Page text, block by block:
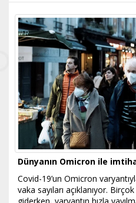
Dünyanın Omicron ile
Covid-19’un Omicron
vaka sayıları açıklanıyor.